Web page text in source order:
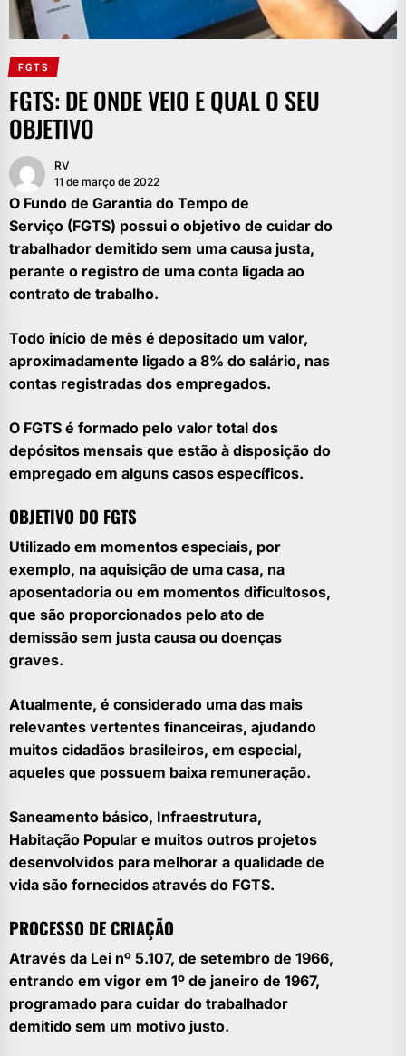
FGTS
FGTS: DE ONDE VEIO E QUAL O SEU
OBJETIVO
RV
11 de março de 2022
O Fundo de Garantia do Tempo de
Serviço (FGTS) possui o objetivo de cuidar do
trabalhador demitido sem uma causa justa,
perante o registro de uma conta ligada ao
contrato de trabalho.
Todo início de mês é depositado um valor,
aproximadamente ligado a 8% do salário, nas
contas registradas dos empregados.
O FGTS é formado pelo valor total dos
depósitos mensais que estão à disposição do
empregado em alguns casos específicos.
OBJETIVO DO FGTS
Utilizado em momentos especiais, por
exemplo, na aquisição de uma casa, na
aposentadoria ou em momentos dificultosos,
que são proporcionados pelo ato de
demissão sem justa causa ou doenças
graves.
Atualmente, é considerado uma das mais
relevantes vertentes financeiras, ajudando
muitos cidadãos brasileiros, em especial,
aqueles que possuem baixa remuneração.
Saneamento básico, Infraestrutura,
Habitação Popular e muitos outros projetos
desenvolvidos para melhorar a qualidade de
vida são fornecidos através do FGTS.
PROCESSO DE CRIAÇÃO
Através da Lei nº 5.107, de setembro de 1966,
entrando em vigor em 1º de janeiro de 1967,
programado para cuidar do trabalhador
demitido sem um motivo justo.